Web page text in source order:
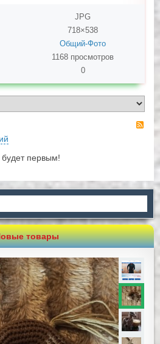
JPG
718×538
Общий-Фото
1168 просмотров
0
первым!
товары